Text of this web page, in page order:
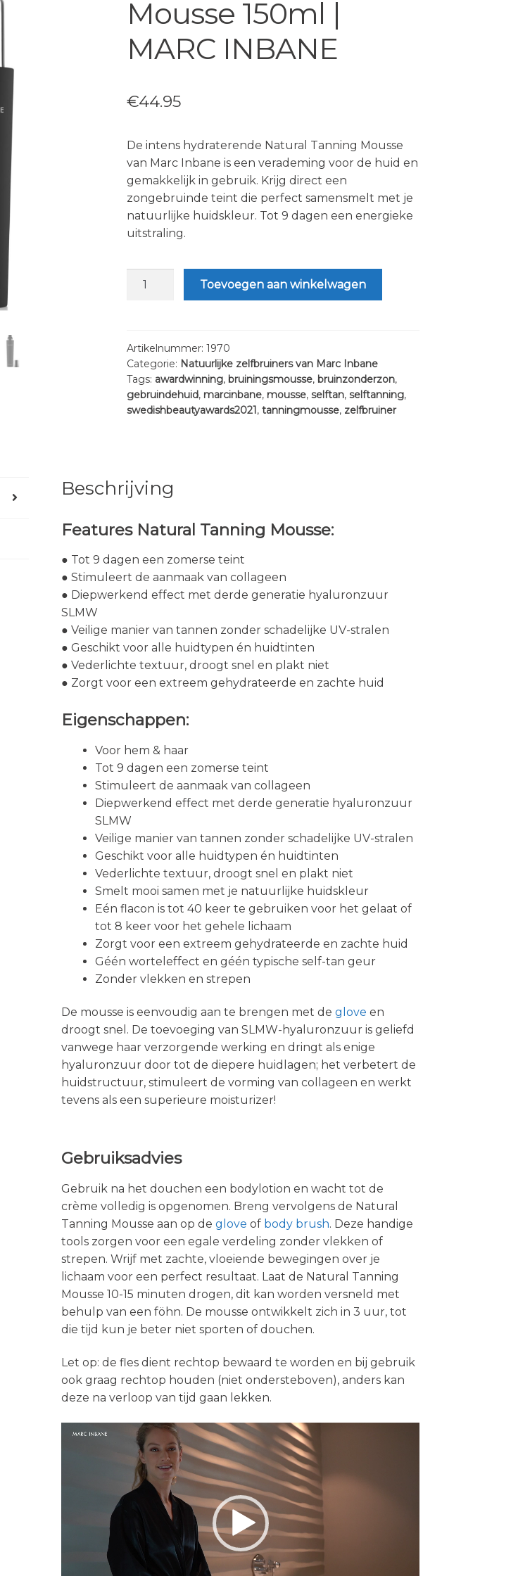
Mousse 150ml |
MARC INBANE
€44.95
De intens hydraterende Natural Tanning Mousse
van Marc Inbane is een verademing voor de huid en
gemakkelijk in gebruik. Krijg direct een
zongebruinde teint die perfect samensmelt met je
natuurlijke huidskleur. Tot 9 dagen een energieke
uitstraling.
Natural
|
MARC
INBANE
aantal
Toevoegen aan winkelwagen
Artikelnummer: 1970
Categorie: Natuurlijke zelfbruiners van Marc Inbane
Tags: awardwinning, bruiningsmousse, bruinzonderzon,
gebruindehuid, marcinbane, mousse, selftan, selftanning,
swedishbeautyawards2021, tanningmousse, zelfbruiner
Beschrijving
Features Natural Tanning Mousse:
● Tot 9 dagen een zomerse teint
● Stimuleert de aanmaak van collageen
● Diepwerkend effect met derde generatie hyaluronzuur
SLMW
● Veilige manier van tannen zonder schadelijke UV-stralen
● Geschikt voor alle huidtypen én huidtinten
● Vederlichte textuur, droogt snel en plakt niet
● Zorgt voor een extreem gehydrateerde en zachte huid
Eigenschappen:
Voor hem & haar
Tot 9 dagen een zomerse teint
Stimuleert de aanmaak van collageen
Diepwerkend effect met derde generatie hyaluronzuur
SLMW
Veilige manier van tannen zonder schadelijke UV-stralen
Geschikt voor alle huidtypen én huidtinten
Vederlichte textuur, droogt snel en plakt niet
Smelt mooi samen met je natuurlijke huidskleur
Eén flacon is tot 40 keer te gebruiken voor het gelaat of
tot 8 keer voor het gehele lichaam
Zorgt voor een extreem gehydrateerde en zachte huid
Géén worteleffect en géén typische self-tan geur
Zonder vlekken en strepen
De mousse is eenvoudig aan te brengen met de glove en
droogt snel. De toevoeging van SLMW-hyaluronzuur is geliefd
vanwege haar verzorgende werking en dringt als enige
hyaluronzuur door tot de diepere huidlagen; het verbetert de
huidstructuur, stimuleert de vorming van collageen en werkt
tevens als een superieure moisturizer!
Gebruiksadvies
Gebruik na het douchen een bodylotion en wacht tot de
crème volledig is opgenomen. Breng vervolgens de Natural
Tanning Mousse aan op de glove of body brush. Deze handige
tools zorgen voor een egale verdeling zonder vlekken of
strepen. Wrijf met zachte, vloeiende bewegingen over je
lichaam voor een perfect resultaat. Laat de Natural Tanning
Mousse 10-15 minuten drogen, dit kan worden versneld met
behulp van een föhn. De mousse ontwikkelt zich in 3 uur, tot
die tijd kun je beter niet sporten of douchen.
Let op: de fles dient rechtop bewaard te worden en bij gebruik
ook graag rechtop houden (niet ondersteboven), anders kan
deze na verloop van tijd gaan lekken.
Videospeler